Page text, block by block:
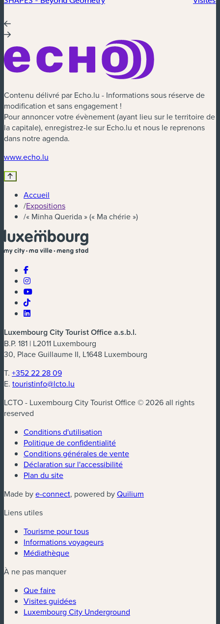
Contenu délivré par Echo.lu - Informations sous réserve de
modification et sans engagement !
Pour annoncer votre évènement (ayant lieu sur le territoire de
la capitale), enregistrez-le sur Echo.lu et nous le reprenons
dans notre agenda.
www.echo.lu
Accueil
/Expositions
/« Minha Querida » (« Ma chérie »)
Luxembourg City Tourist Office a.s.b.l.
B.P. 181 | L2011 Luxembourg
30, Place Guillaume II, L1648 Luxembourg
T. +352 22 28 09
E. touristinfo@lcto.lu
LCTO - Luxembourg City Tourist Office © 2026 all rights
reserved
Conditions d'utilisation
Politique de confidentialité
Conditions générales de vente
Déclaration sur l'accessibilité
Plan du site
Made bye-connect(nouvelle fenêtre)
, powered byQuilium
Liens utiles
Tourisme pour tous
Informations voyageurs
Médiathèque
À ne pas manquer
Que faire
Visites guidées
Luxembourg City Underground